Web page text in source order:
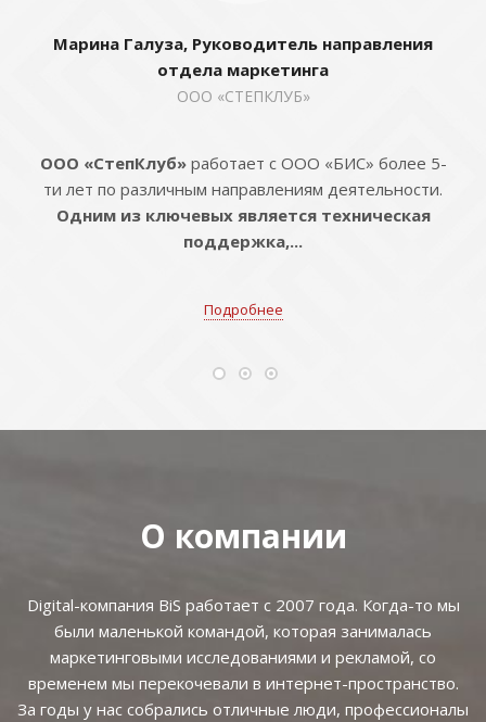
Марина Галуза, Руководитель направления
отдела маркетинга
ООО «СТЕПКЛУБ»
ООО «СтепКлуб»работает с ООО «БИС» более 5-
ти лет по различным направлениям деятельности.
Одним из ключевых является техническая
поддержка,...
Подробнее
О компании
Digital-компания BiS работает с 2007 года. Когда-то мы
были маленькой командой, которая занималась
маркетинговыми исследованиями и рекламой, со
временем мы перекочевали в интернет-пространство.
За годы у нас собрались отличные люди, профессионалы